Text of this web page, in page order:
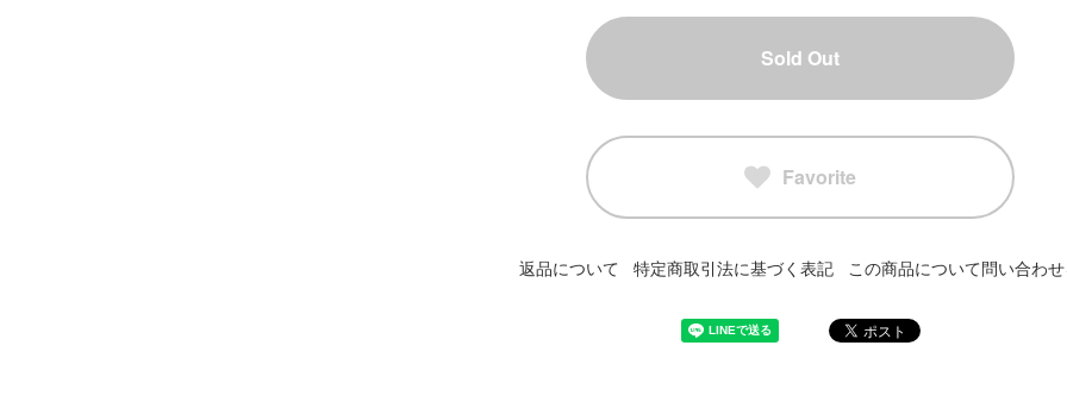
Sold Out
Favorite
返品について 特定商取引法に基づく表記 この商品について問い合わ